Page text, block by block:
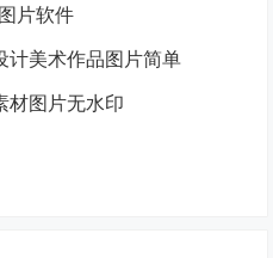
片软件
计美术作品图片简单
材图片无水印